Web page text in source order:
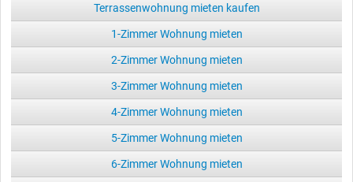
Terrassenwohnung mieten kaufen
1-Zimmer Wohnung mieten
2-Zimmer Wohnung mieten
3-Zimmer Wohnung mieten
4-Zimmer Wohnung mieten
5-Zimmer Wohnung mieten
6-Zimmer Wohnung mieten